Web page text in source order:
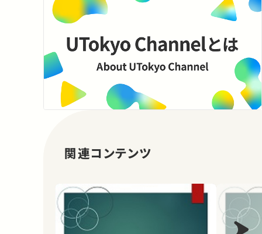
関連コンテンツ